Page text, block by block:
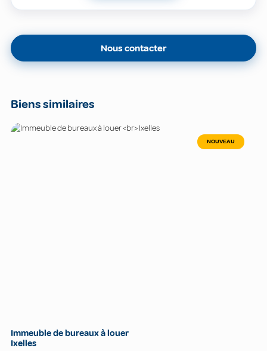
Nous contacter
Biens similaires
NOUVEAU
Immeuble de bureaux à louer
Ixelles